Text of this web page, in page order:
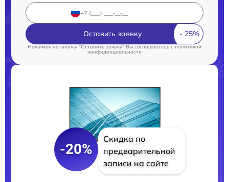
Оставить заявку
Нажимая на кнопку "Оставить заявку" Вы соглашаетесь cполитикой
конфиденциальности
-20%
Скидка по
предварительной
записи на сайте